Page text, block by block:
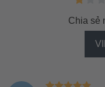
Chia sẻ